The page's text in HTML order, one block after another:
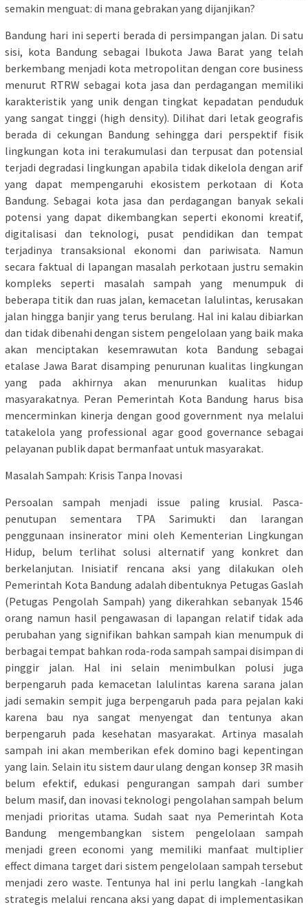
semakin menguat: di mana gebrakan yang dijanjikan?
Bandung hari ini seperti berada di persimpangan jalan. Di satu
sisi, kota Bandung sebagai Ibukota Jawa Barat yang telah
berkembang menjadi kota metropolitan dengan core business
menurut RTRW sebagai kota jasa dan perdagangan memiliki
karakteristik yang unik dengan tingkat kepadatan penduduk
yang sangat tinggi (high density). Dilihat dari letak geografis
berada di cekungan Bandung sehingga dari perspektif fisik
lingkungan kota ini terakumulasi dan terpusat dan potensial
terjadi degradasi lingkungan apabila tidak dikelola dengan arif
yang dapat mempengaruhi ekosistem perkotaan di Kota
Bandung. Sebagai kota jasa dan perdagangan banyak sekali
potensi yang dapat dikembangkan seperti ekonomi kreatif,
digitalisasi dan teknologi, pusat pendidikan dan tempat
terjadinya transaksional ekonomi dan pariwisata. Namun
secara faktual di lapangan masalah perkotaan justru semakin
kompleks seperti masalah sampah yang menumpuk di
beberapa titik dan ruas jalan, kemacetan lalulintas, kerusakan
jalan hingga banjir yang terus berulang. Hal ini kalau dibiarkan
dan tidak dibenahi dengan sistem pengelolaan yang baik maka
akan menciptakan kesemrawutan kota Bandung sebagai
etalase Jawa Barat disamping penurunan kualitas lingkungan
yang pada akhirnya akan menurunkan kualitas hidup
masyarakatnya. Peran Pemerintah Kota Bandung harus bisa
mencerminkan kinerja dengan good government nya melalui
tatakelola yang professional agar good governance sebagai
pelayanan publik dapat bermanfaat untuk masyarakat.
Masalah Sampah: Krisis Tanpa Inovasi
Persoalan sampah menjadi issue paling krusial. Pasca-
penutupan sementara TPA Sarimukti dan larangan
penggunaan insinerator mini oleh Kementerian Lingkungan
Hidup, belum terlihat solusi alternatif yang konkret dan
berkelanjutan. Inisiatif rencana aksi yang dilakukan oleh
Pemerintah Kota Bandung adalah dibentuknya Petugas Gaslah
(Petugas Pengolah Sampah) yang dikerahkan sebanyak 1546
orang namun hasil pengawasan di lapangan relatif tidak ada
perubahan yang signifikan bahkan sampah kian menumpuk di
berbagai tempat bahkan roda-roda sampah sampai disimpan di
pinggir jalan. Hal ini selain menimbulkan polusi juga
berpengaruh pada kemacetan lalulintas karena sarana jalan
jadi semakin sempit juga berpengaruh pada para pejalan kaki
karena bau nya sangat menyengat dan tentunya akan
berpengaruh pada kesehatan masyarakat. Artinya masalah
sampah ini akan memberikan efek domino bagi kepentingan
yang lain. Selain itu sistem daur ulang dengan konsep 3R masih
belum efektif, edukasi pengurangan sampah dari sumber
belum masif, dan inovasi teknologi pengolahan sampah belum
menjadi prioritas utama. Sudah saat nya Pemerintah Kota
Bandung mengembangkan sistem pengelolaan sampah
menjadi green economi yang memiliki manfaat multiplier
effect dimana target dari sistem pengelolaan sampah tersebut
menjadi zero waste. Tentunya hal ini perlu langkah -langkah
strategis melalui rencana aksi yang dapat di implementasikan